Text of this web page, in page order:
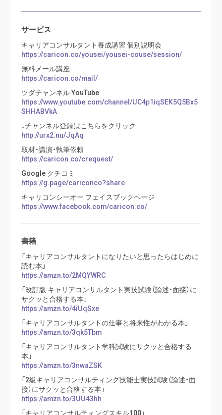
サービス
キャリアコンサルタント養成講習 個別説明会
https://caricon.co/yousei/yousei-couse/session/
無料メール講座
https://caricon.co/mail/
ツダチャンネル YouTube
https://www.youtube.com/channel/UC4p1iqSEK5Q5Bx5
SHHABVkA
↓チャンネル登録はこちらをクリック
http://urx2.nu/JqAq
取材・講演・執筆依頼
https://caricon.co/crequest/
Google クチコミ
https://g.page/cariconco?share
キャリコンシーオー フェイスブックページ
https://www.facebook.com/caricon.co/
書籍
「キャリアコンサルタントになりたいと思ったらはじめに
読む本」
https://amzn.to/2MQYWRC
「改訂版 キャリアコンサルタント実技試験（論述・面接）に
サクッと合格する本」
https://amzn.to/4iUqSxe
「キャリアコンサルタントの仕事と将来性がわかる本」
https://amzn.to/3qk5Tbm
「キャリアコンサルタント学科試験にサクッと合格する
本」
https://amzn.to/3nwaZSK
「2級キャリアコンサルティング技能士実技試験（論述・面
接）にサクッと合格する本」
https://amzn.to/3UU43hh
「キャリアコンサルティングスキル100」